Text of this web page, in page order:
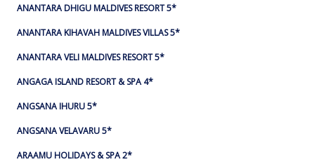
ANANTARA DHIGU MALDIVES RESORT 5*
ANANTARA KIHAVAH MALDIVES VILLAS 5*
ANANTARA VELI MALDIVES RESORT 5*
ANGAGA ISLAND RESORT & SPA 4*
ANGSANA IHURU 5*
ANGSANA VELAVARU 5*
ARAAMU HOLIDAYS & SPA 2*